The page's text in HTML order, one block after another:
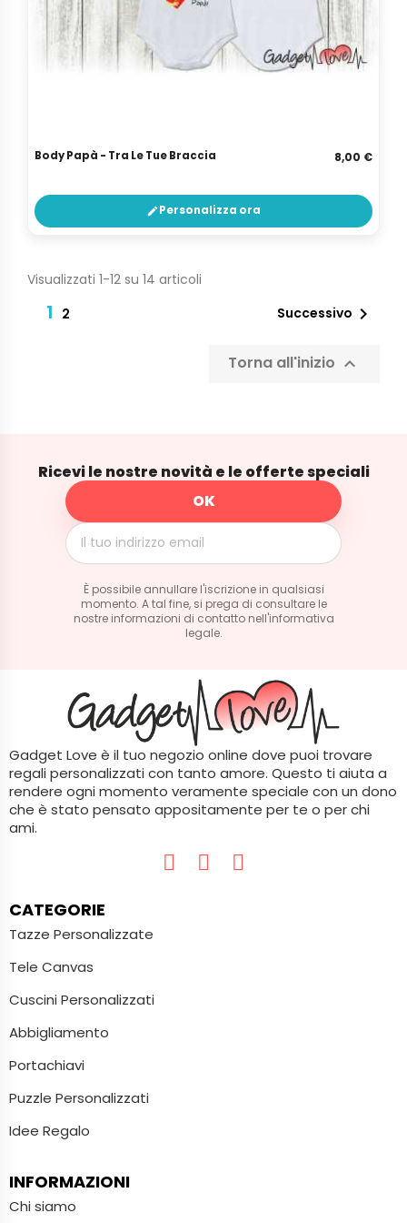
Body Papà - Tra Le Tue Braccia 8,00 €
editPersonalizza ora
Visualizzati 1-12 su 14 articoli
1 2 Successivo 
Torna all'inizio 
Ricevi le nostre novità e le offerte speciali
È possibile annullare l'iscrizione in qualsiasi
momento. A tal fine, si prega di consultare le
nostre informazioni di contatto nell'informativa
legale.
Gadget Love è il tuo negozio online dove puoi trovare
regali personalizzati con tanto amore. Questo ti aiuta a
rendere ogni momento veramente speciale con un dono
che è stato pensato appositamente per te o per chi
ami.
CATEGORIE
Tazze Personalizzate
Tele Canvas
Cuscini Personalizzati
Abbigliamento
Portachiavi
Puzzle Personalizzati
Idee Regalo
INFORMAZIONI
Chi siamo